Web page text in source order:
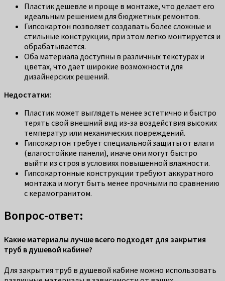
Пластик дешевле и проще в монтаже, что делает его
идеальным решением для бюджетных ремонтов.
Гипсокартон позволяет создавать более сложные и
стильные конструкции, при этом легко монтируется и
обрабатывается.
Оба материала доступны в различных текстурах и
цветах, что дает широкие возможности для
дизайнерских решений.
Недостатки:
Пластик может выглядеть менее эстетично и быстро
терять свой внешний вид из-за воздействия высоких
температур или механических повреждений.
Гипсокартон требует специальной защиты от влаги
(влагостойкие панели), иначе они могут быстро
выйти из строя в условиях повышенной влажности.
Гипсокартонные конструкции требуют аккуратного
монтажа и могут быть менее прочными по сравнению
с керамогранитом.
Вопрос-ответ:
Какие материалы лучше всего подходят для закрытия
труб в душевой кабине?
Для закрытия труб в душевой кабине можно использовать